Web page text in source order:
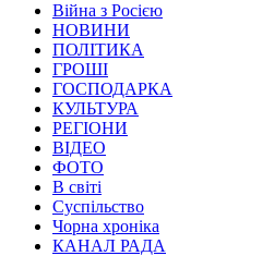
Війна з Росією
НОВИНИ
ПОЛІТИКА
ГРОШІ
ГОСПОДАРКА
КУЛЬТУРА
РЕГІОНИ
ВІДЕО
ФОТО
В світі
Суспільство
Чорна хроніка
КАНАЛ РАДА